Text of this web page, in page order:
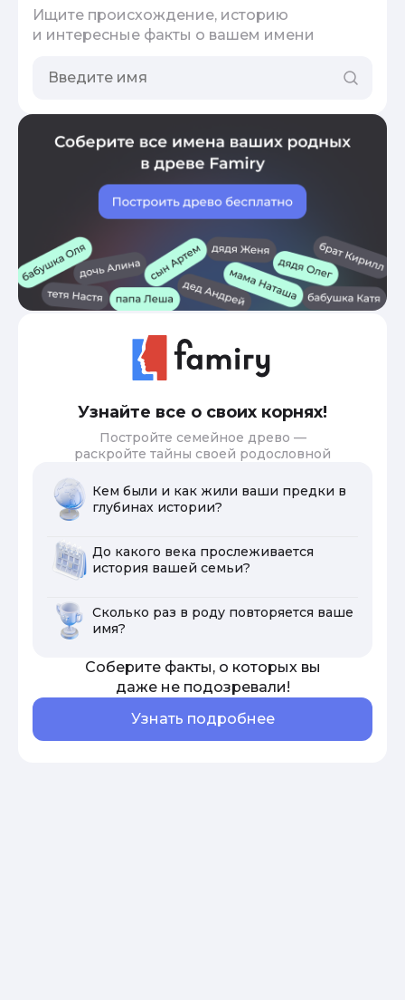
Ищите происхождение, историю
и интересные факты о вашем имени
Узнайте все о своих корнях!
Постройте семейное древо —
раскройте тайны своей родословной
Кем были и как жили ваши предки в
глубинах истории?
До какого века прослеживается
история вашей семьи?
Сколько раз в роду повторяется ваше
имя?
Соберите факты, о которых вы
даже не подозревали!
Узнать подробнее